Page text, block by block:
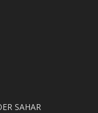
SAHAR